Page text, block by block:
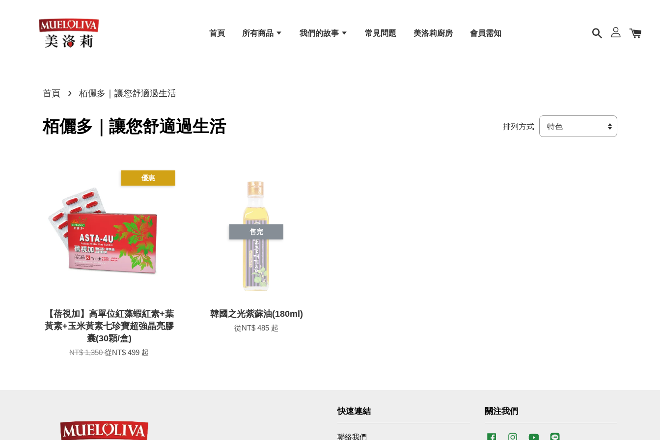
首頁 所有商品 我們的故事 常見問題 美洛莉廚房 會員需知
首頁 › 栢儷多｜讓您舒適過生活
栢儷多｜讓您舒適過生活 排列方式
優惠
【蓓視加】高單位紅藻蝦紅素+葉
黃素+玉米黃素七珍寶超強晶亮膠
囊(30顆/盒)
NT$ 1,350從NT$ 499 起
售完
韓國之光紫蘇油(180ml)
從NT$ 485 起
快速連結
聯絡我們
關注我們
FacebookInstagramYouTube